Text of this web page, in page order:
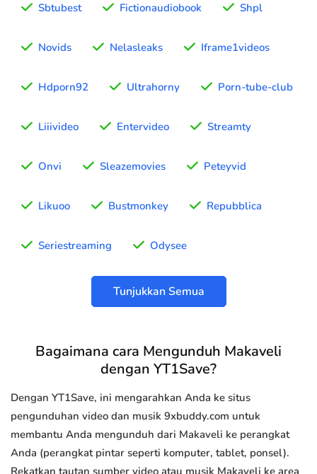
Sbtubest Fictionaudiobook Shpl
Novids Nelasleaks Iframe1videos
Hdporn92 Ultrahorny Porn-tube-club
Liiivideo Entervideo Streamty
Onvi Sleazemovies Peteyvid
Likuoo Bustmonkey Repubblica
Seriestreaming Odysee
Tunjukkan Semua
Bagaimana cara Mengunduh Makaveli
dengan YT1Save?
Dengan YT1Save, ini mengarahkan Anda ke situs
pengunduhan video dan musik 9xbuddy.com untuk
membantu Anda mengunduh dari Makaveli ke perangkat
Anda (perangkat pintar seperti komputer, tablet, ponsel).